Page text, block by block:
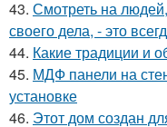
43. Смотреть на
своего дела, - это
44. Какие традиции и
45. МДФ панели на
установке
46. Этот дом создан